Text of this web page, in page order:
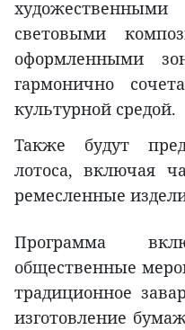
световыми
оформленными
гармонично
культурной средой.
Также будут
лотоса, включая
ремесленные
Программа
общественные
традиционное
изготовление